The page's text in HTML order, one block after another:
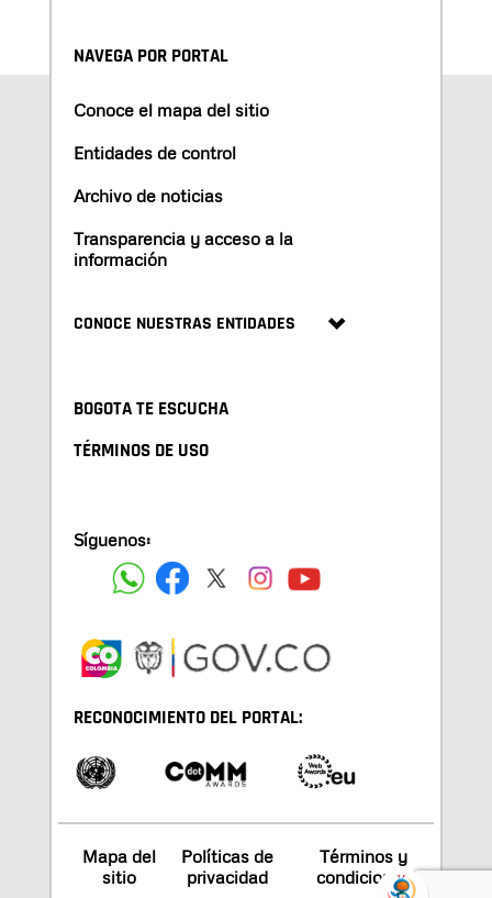
NAVEGA POR PORTAL
Conoce el mapa del sitio
Entidades de control
Archivo de noticias
Transparencia y acceso a la
información
CONOCE NUESTRAS ENTIDADES
BOGOTA TE ESCUCHA
TÉRMINOS DE USO
Síguenos:
RECONOCIMIENTO DEL PORTAL:
Mapa del
sitio
Políticas de
privacidad
Términos y
condiciones